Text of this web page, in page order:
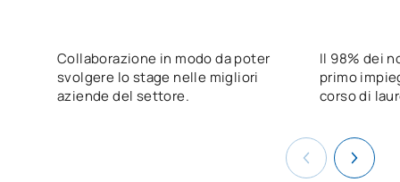
Collaborazione in modo da poter
svolgere lo stage nelle migliori
aziende del settore.
Il 98% dei
primo
corso di